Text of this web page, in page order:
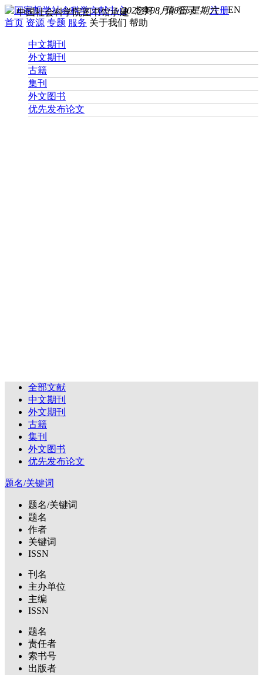
您好， 请登录 注册EN
2026年08月08日 星期六
中国社会科学院图书馆承建
首页 资源 专题 服务 关于我们 帮助
中文期刊
外文期刊
古籍
集刊
外文图书
优先发布论文
全部文献
中文期刊
外文期刊
古籍
集刊
外文图书
优先发布论文
题名/关键词
题名/关键词
题名
作者
关键词
ISSN
刊名
主办单位
主编
ISSN
题名
责任者
索书号
出版者